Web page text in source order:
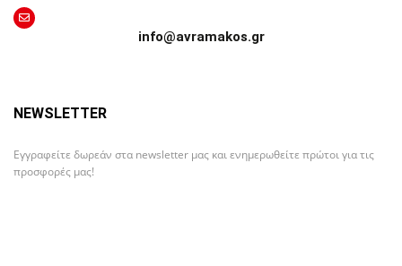
info@avramakos.gr
NEWSLETTER
Εγγραφείτε δωρεάν στα newsletter μας και ενημερωθείτε πρώτοι για τις
προσφορές μας!